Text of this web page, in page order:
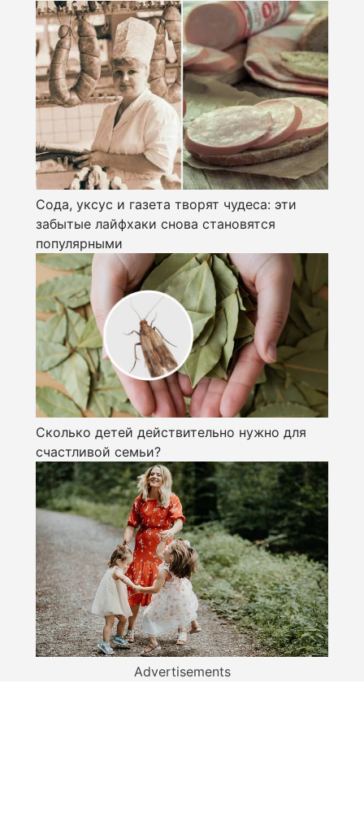
Сода, уксус и газета творят чудеса: эти
забытые лайфхаки снова становятся
популярными
Сколько детей действительно нужно для
счастливой семьи?
Advertisements